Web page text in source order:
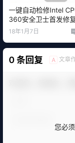
一键自动检修Intel
360安全卫士首发修
18年1月7日
0 条回复 A 文章
您必